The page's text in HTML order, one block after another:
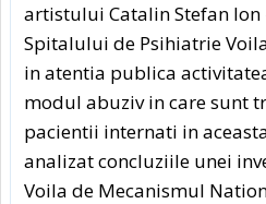
artistului Catalin Stefan Ion
Spitalului de Psihiatrie
in atentia publica
modul abuziv in care sunt
pacientii internati in
analizat concluziile unei
Voila de Mecanismul